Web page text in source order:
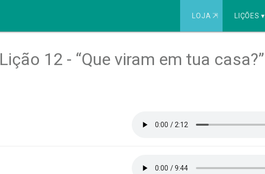
LOJA ⇱ LIÇÕES ▾
Lição 12 - “Que viram em tua casa?”